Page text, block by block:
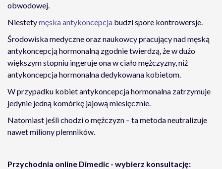
obwodowej.
Niestetymęska antykoncepcja budzi spore kontrowersje.
Środowiska medyczne oraz naukowcy pracujący nad męską
antykoncepcją hormonalną zgodnie twierdzą, że w dużo
większym stopniu ingeruje ona w ciało mężczyzny, niż
antykoncepcja hormonalna dedykowana kobietom.
W przypadku kobiet antykoncepcja hormonalna zatrzymuje
jedynie jedną komórkę jajową miesięcznie.
Natomiast jeśli chodzi o mężczyzn – ta metoda neutralizuje
nawet miliony plemników.
Przychodnia online Dimedic - wybierz konsultację: